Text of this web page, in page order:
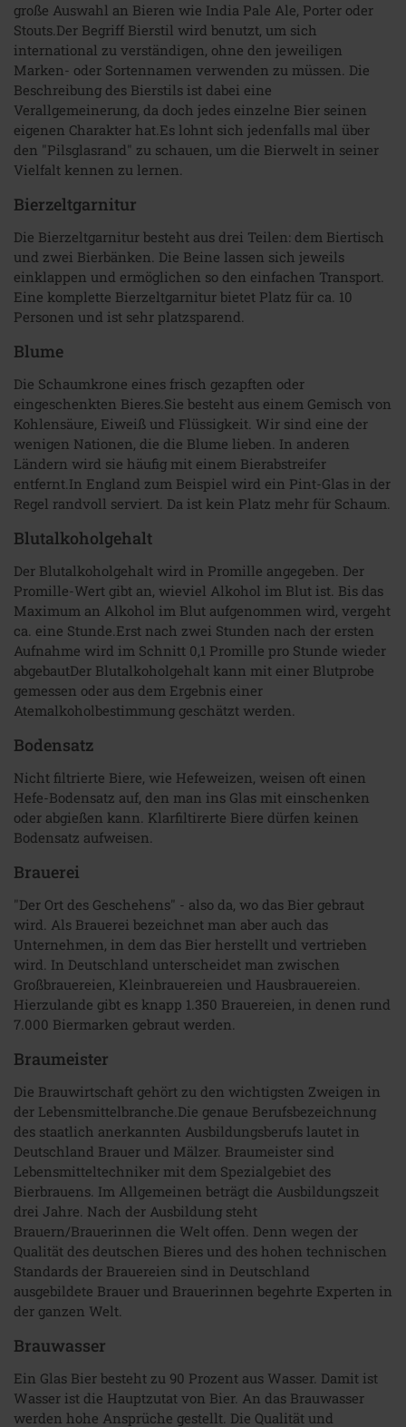
große Auswahl an Bieren wie India Pale Ale, Porter oder
Stouts.Der Begriff Bierstil wird benutzt, um sich
international zu verständigen, ohne den jeweiligen
Marken- oder Sortennamen verwenden zu müssen. Die
Beschreibung des Bierstils ist dabei eine
Verallgemeinerung, da doch jedes einzelne Bier seinen
eigenen Charakter hat.Es lohnt sich jedenfalls mal über
den "Pilsglasrand" zu schauen, um die Bierwelt in seiner
Vielfalt kennen zu lernen.
Bierzeltgarnitur
Die Bierzeltgarnitur besteht aus drei Teilen: dem Biertisch
und zwei Bierbänken. Die Beine lassen sich jeweils
einklappen und ermöglichen so den einfachen Transport.
Eine komplette Bierzeltgarnitur bietet Platz für ca. 10
Personen und ist sehr platzsparend.
Blume
Die Schaumkrone eines frisch gezapften oder
eingeschenkten Bieres.Sie besteht aus einem Gemisch von
Kohlensäure, Eiweiß und Flüssigkeit. Wir sind eine der
wenigen Nationen, die die Blume lieben. In anderen
Ländern wird sie häufig mit einem Bierabstreifer
entfernt.In England zum Beispiel wird ein Pint-Glas in der
Regel randvoll serviert. Da ist kein Platz mehr für Schaum.
Blutalkoholgehalt
Der Blutalkoholgehalt wird in Promille angegeben. Der
Promille-Wert gibt an, wieviel Alkohol im Blut ist. Bis das
Maximum an Alkohol im Blut aufgenommen wird, vergeht
ca. eine Stunde.Erst nach zwei Stunden nach der ersten
Aufnahme wird im Schnitt 0,1 Promille pro Stunde wieder
abgebautDer Blutalkoholgehalt kann mit einer Blutprobe
gemessen oder aus dem Ergebnis einer
Atemalkoholbestimmung geschätzt werden.
Bodensatz
Nicht filtrierte Biere, wie Hefeweizen, weisen oft einen
Hefe-Bodensatz auf, den man ins Glas mit einschenken
oder abgießen kann. Klarfiltirerte Biere dürfen keinen
Bodensatz aufweisen.
Brauerei
"Der Ort des Geschehens" - also da, wo das Bier gebraut
wird. Als Brauerei bezeichnet man aber auch das
Unternehmen, in dem das Bier herstellt und vertrieben
wird. In Deutschland unterscheidet man zwischen
Großbrauereien, Kleinbrauereien und Hausbrauereien.
Hierzulande gibt es knapp 1.350 Brauereien, in denen rund
7.000 Biermarken gebraut werden.
Braumeister
Die Brauwirtschaft gehört zu den wichtigsten Zweigen in
der Lebensmittelbranche.Die genaue Berufsbezeichnung
des staatlich anerkannten Ausbildungsberufs lautet in
Deutschland Brauer und Mälzer. Braumeister sind
Lebensmitteltechniker mit dem Spezialgebiet des
Bierbrauens. Im Allgemeinen beträgt die Ausbildungszeit
drei Jahre. Nach der Ausbildung steht
Brauern/Brauerinnen die Welt offen. Denn wegen der
Qualität des deutschen Bieres und des hohen technischen
Standards der Brauereien sind in Deutschland
ausgebildete Brauer und Brauerinnen begehrte Experten in
der ganzen Welt.
Brauwasser
Ein Glas Bier besteht zu 90 Prozent aus Wasser. Damit ist
Wasser ist die Hauptzutat von Bier. An das Brauwasser
werden hohe Ansprüche gestellt. Die Qualität und